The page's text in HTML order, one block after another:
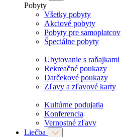
Pobyty
Všetky pobyty
Akciové pobyty
Pobyty pre samoplatcov
Špeciálne pobyty
Ubytovanie s raňajkami
Rekreačné poukazy
Darčekové poukazy
Zľavy a zľavové karty
Kultúrne podujatia
Konferencia
Vernostné zľavy
Liečba